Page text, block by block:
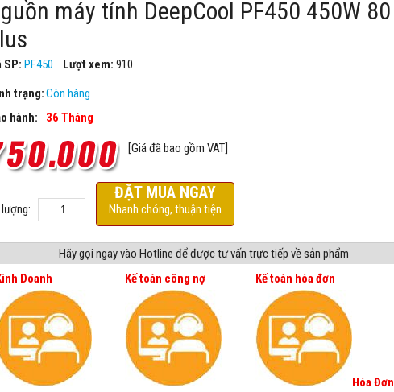
máy tính DeepCool PF450 450W 80
SP: PF450 Lượt xem: 910
trạng:Còn hàng
hành:
36 Tháng
[Giá đã bao gồm VAT]
ĐẶT MUA NGAY
Nhanh chóng, thuận tiện
Hãy gọi ngay vào Hotline để được tư vấn trực tiếp về sản phẩm
Doanh
Kế toán công nợ Kế toán hóa đơn
Hóa Đơn